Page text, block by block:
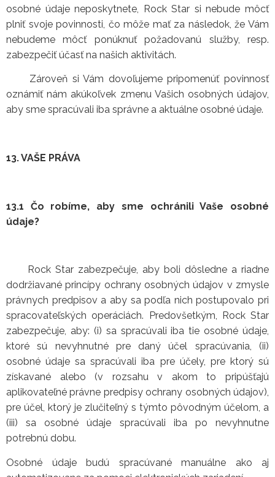
osobné údaje neposkytnete, Rock Star si nebude môcť
plniť svoje povinnosti, čo môže mať za následok, že Vám
nebudeme môcť ponúknuť požadovanú služby, resp.
zabezpečiť účasť na našich aktivitách.
Zároveň si Vám dovoľujeme pripomenúť povinnosť
oznámiť nám akúkoľvek zmenu Vašich osobných údajov,
aby sme spracúvali iba správne a aktuálne osobné údaje.
13. VAŠE PRÁVA
13.1 Čo robíme, aby sme ochránili Vaše osobné
údaje?
Rock Star zabezpečuje, aby boli dôsledne a riadne
dodržiavané princípy ochrany osobných údajov v zmysle
právnych predpisov a aby sa podľa nich postupovalo pri
spracovateľských operáciách. Predovšetkým, Rock Star
zabezpečuje, aby: (i) sa spracúvali iba tie osobné údaje,
ktoré sú nevyhnutné pre daný účel spracúvania, (ii)
osobné údaje sa spracúvali iba pre účely, pre ktorý sú
získavané alebo (v rozsahu v akom to pripúšťajú
aplikovateľné právne predpisy ochrany osobných údajov),
pre účel, ktorý je zlučiteľný s týmto pôvodným účelom, a
(iii) sa osobné údaje spracúvali iba po nevyhnutne
potrebnú dobu.
Osobné údaje budú spracúvané manuálne ako aj